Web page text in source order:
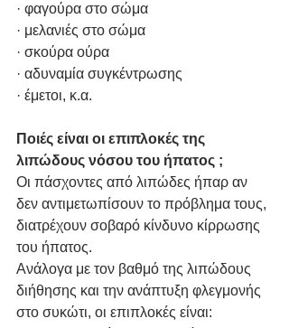
· φαγούρα στο σώμα
· μελανιές στο σώμα
· σκούρα ούρα
· αδυναμία συγκέντρωσης
· έμετοι, κ.α.
Ποιές είναι οι επιπλοκές της
λιπώδους νόσου του ήπατος ;
Οι πάσχοντες από λιπώδες ήπαρ αν
δεν αντιμετωπίσουν το πρόβλημα τους,
διατρέχουν σοβαρό κίνδυνο κίρρωσης
του ήπατος.
Ανάλογα με τον βαθμό της λιπώδους
διήθησης και την ανάπτυξη φλεγμονής
στο συκώτι, οι επιπλοκές είναι: